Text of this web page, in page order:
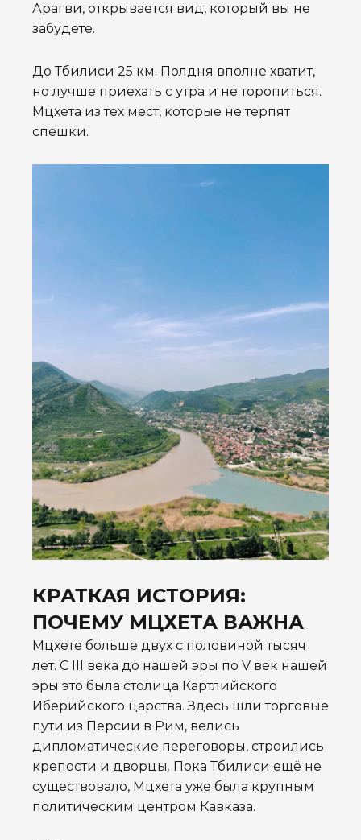
Арагви, открывается вид, который вы не
забудете.
До Тбилиси 25 км. Полдня вполне хватит,
но лучше приехать с утра и не торопиться.
Мцхета из тех мест, которые не терпят
спешки.
КРАТКАЯ ИСТОРИЯ:
ПОЧЕМУ МЦХЕТА ВАЖНА
Мцхете больше двух с половиной тысяч
лет. С III века до нашей эры по V век нашей
эры это была столица Картлийского
Иберийского царства. Здесь шли торговые
пути из Персии в Рим, велись
дипломатические переговоры, строились
крепости и дворцы. Пока Тбилиси ещё не
существовало, Мцхета уже была крупным
политическим центром Кавказа.